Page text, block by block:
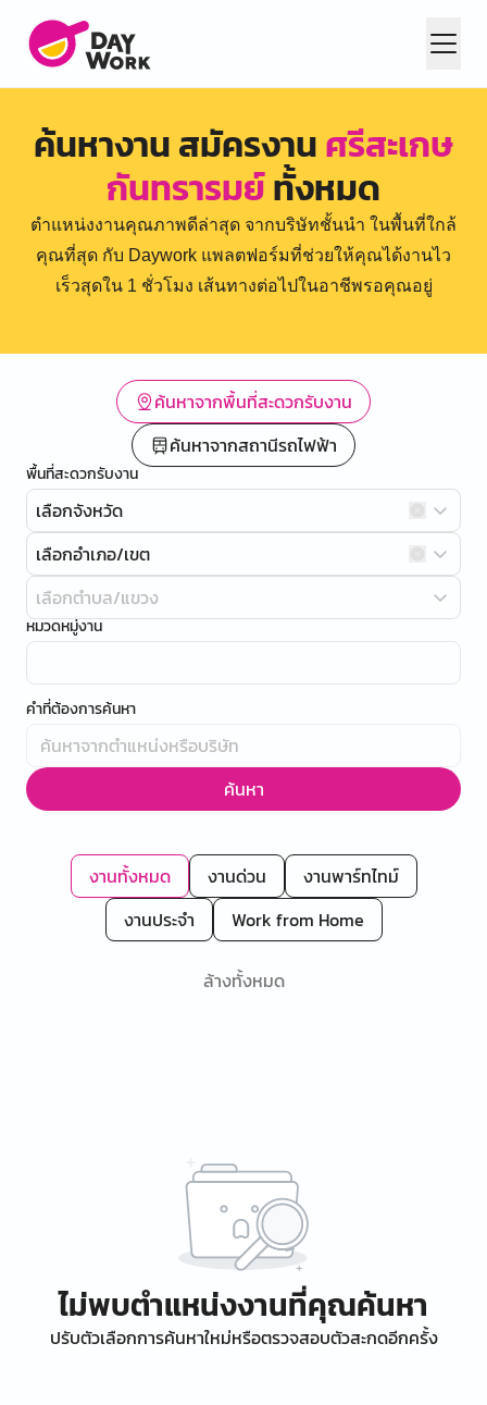
ค้นหางาน สมัครงานศรีสะเกษ
กันทรารมย์ทั้งหมด
ตำแหน่งงานคุณภาพดีล่าสุด จากบริษัทชั้นนำ ในพื้นที่ใกล้
คุณที่สุด กับ Daywork แพลตฟอร์มที่ช่วยให้คุณได้งานไว
เร็วสุดใน 1 ชั่วโมง เส้นทางต่อไปในอาชีพรอคุณอยู่
ค้นหาจากพื้นที่สะดวกรับงาน
ค้นหาจากสถานีรถไฟฟ้า
พื้นที่สะดวกรับงาน
เลือกจังหวัด
เลือกอำเภอ/เขต
เลือกตำบล/แขวง
หมวดหมู่งาน
คำที่ต้องการค้นหา
ค้นหา
งานทั้งหมด งานด่วน
งานพาร์ทไทม์
งานประจำ
Work from Home
ล้างทั้งหมด
ไม่พบตำแหน่งงานที่คุณค้นหา
ปรับตัวเลือกการค้นหาใหม่หรือตรวจสอบตัวสะกดอีกครั้ง